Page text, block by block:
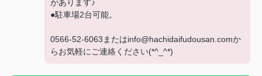
があります♪
●駐車場2台可能。
0566-52-6063またはinfo@hachidaifudousan.comか
らお気軽にご連絡ください(*^_^*)